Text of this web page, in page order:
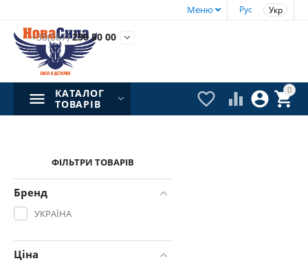
Рус Укр
Меню
+38(067)230 50 00 
0


 
КАТАЛОГ
ТОВАРІВ
ФІЛЬТРИ ТОВАРІВ
Бренд
УКРАЇНА
Ціна